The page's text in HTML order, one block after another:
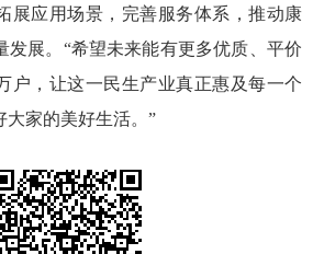
展应用场景，完善服务体系，推动康
发展。“希望未来能有更多优质、平价
户，让这一民生产业真正惠及每一个
大家的美好生活。”